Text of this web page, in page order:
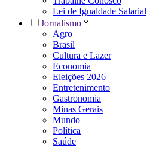
Lei de Igualdade Salarial
Jornalismo
Agro
Brasil
Cultura e Lazer
Economia
Eleições 2026
Entretenimento
Gastronomia
Minas Gerais
Mundo
Política
Saúde